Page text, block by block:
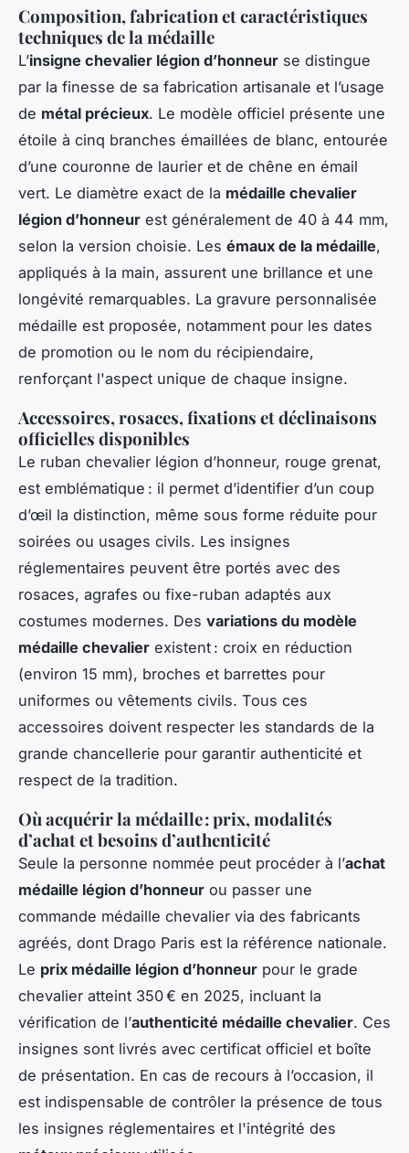
Composition, fabrication et caractéristiques
techniques de la médaille
L’insigne chevalier légion d’honneur se distingue
par la finesse de sa fabrication artisanale et l’usage
de métal précieux. Le modèle officiel présente une
étoile à cinq branches émaillées de blanc, entourée
d’une couronne de laurier et de chêne en émail
vert. Le diamètre exact de la médaille chevalier
légion d’honneur est généralement de 40 à 44 mm,
selon la version choisie. Les émaux de la médaille,
appliqués à la main, assurent une brillance et une
longévité remarquables. La gravure personnalisée
médaille est proposée, notamment pour les dates
de promotion ou le nom du récipiendaire,
renforçant l'aspect unique de chaque insigne.
Accessoires, rosaces, fixations et déclinaisons
officielles disponibles
Le ruban chevalier légion d’honneur, rouge grenat,
est emblématique : il permet d’identifier d’un coup
d’œil la distinction, même sous forme réduite pour
soirées ou usages civils. Les insignes
réglementaires peuvent être portés avec des
rosaces, agrafes ou fixe-ruban adaptés aux
costumes modernes. Des variations du modèle
médaille chevalier existent : croix en réduction
(environ 15 mm), broches et barrettes pour
uniformes ou vêtements civils. Tous ces
accessoires doivent respecter les standards de la
grande chancellerie pour garantir authenticité et
respect de la tradition.
Où acquérir la médaille : prix, modalités
d’achat et besoins d’authenticité
Seule la personne nommée peut procéder à l’achat
médaille légion d’honneur ou passer une
commande médaille chevalier via des fabricants
agréés, dont Drago Paris est la référence nationale.
Le prix médaille légion d’honneur pour le grade
chevalier atteint 350 € en 2025, incluant la
vérification de l’authenticité médaille chevalier. Ces
insignes sont livrés avec certificat officiel et boîte
de présentation. En cas de recours à l’occasion, il
est indispensable de contrôler la présence de tous
les insignes réglementaires et l'intégrité des